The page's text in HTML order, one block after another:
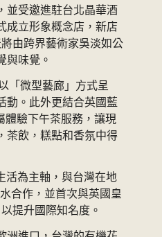
並受邀進駐台北晶華酒
成立形象概念店，新店
由跨界藝術家吳淡如公
與味覺。
「微型藝廊」方式呈
動。此外更結合英國藍
體驗下午茶服務，讓現
茶飲，糕點和香氛中得
活為主軸，與台灣在地
合作，並首次與英國皇
提升國際知名度。